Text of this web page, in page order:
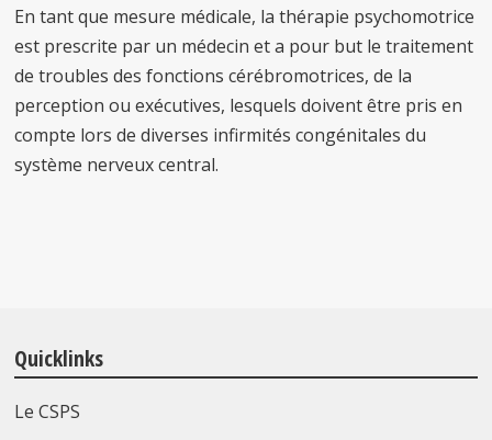
En tant que mesure médicale, la thérapie psychomotrice
est prescrite par un médecin et a pour but le traitement
de troubles des fonctions cérébromotrices, de la
perception ou exécutives, lesquels doivent être pris en
compte lors de diverses infirmités congénitales du
système nerveux central.
Quicklinks
Le CSPS